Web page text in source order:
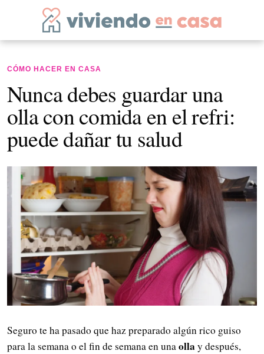
CÓMO HACER EN CASA
Nunca debes guardar una
olla con comida en el refri:
puede dañar tu salud
Seguro te ha pasado que haz preparado algún rico guiso
para la semana o el fin de semana en unaolla y después,